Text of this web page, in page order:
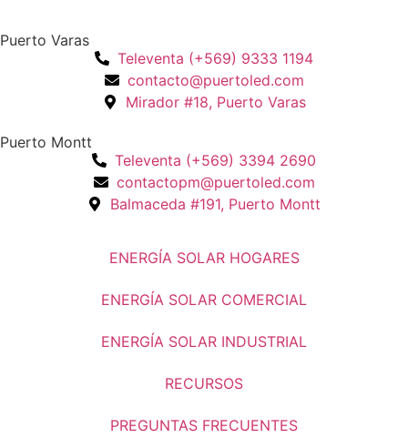
Puerto Varas
Televenta (+569) 9333 1194
contacto@puertoled.com
Mirador #18, Puerto Varas
Puerto Montt
Televenta (+569) 3394 2690
contactopm@puertoled.com
Balmaceda #191, Puerto Montt
ENERGÍA SOLAR HOGARES
ENERGÍA SOLAR COMERCIAL
ENERGÍA SOLAR INDUSTRIAL
RECURSOS
PREGUNTAS FRECUENTES